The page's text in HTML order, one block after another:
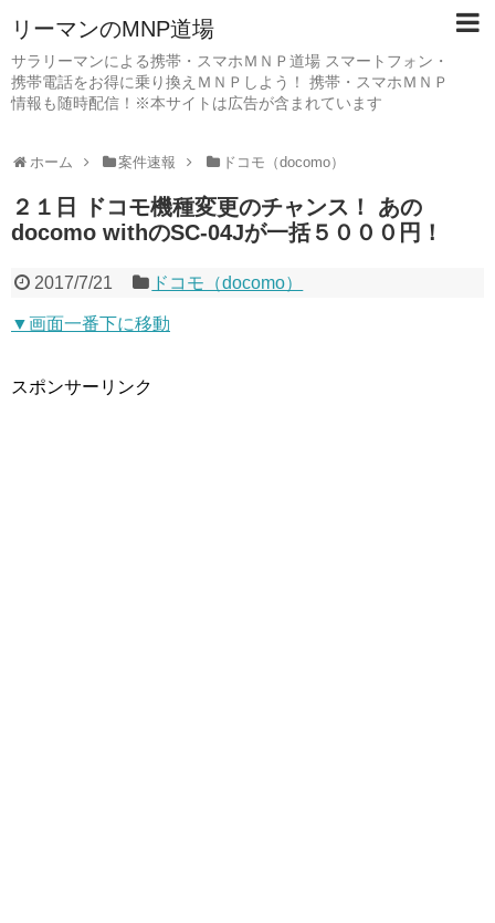
リーマンのMNP道場
サラリーマンによる携帯・スマホＭＮＰ道場 スマートフォン・
携帯電話をお得に乗り換えＭＮＰしよう！ 携帯・スマホＭＮＰ
情報も随時配信！※本サイトは広告が含まれています
ホーム 案件速報 ドコモ（docomo）
２１日 ドコモ機種変更のチャンス！ あの
docomo withのSC-04Jが一括５０００円！
2017/7/21 ドコモ（docomo）
▼画面一番下に移動
スポンサーリンク